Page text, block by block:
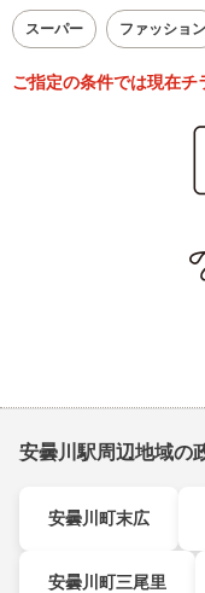
スーパー ファッション
ご指定の条件では現在チ
安曇川駅周辺地域の
安曇川町末広
安曇川町三尾里